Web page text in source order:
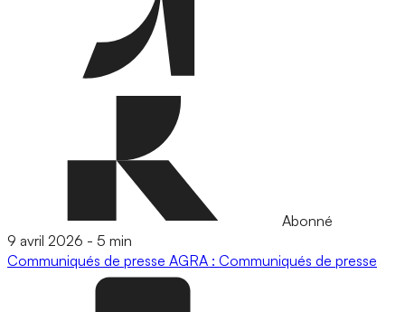
Abonné
9 avril 2026 - 5 min
Communiqués de presse AGRA : Communiqués de presse